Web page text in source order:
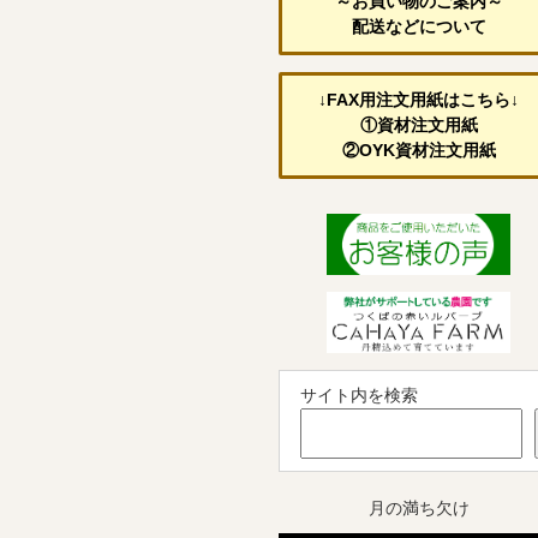
配送などについて
↓FAX用注文用紙はこちら↓
①資材注文用紙
②OYK資材注文用紙
サイト内を検索
月の満ち欠け